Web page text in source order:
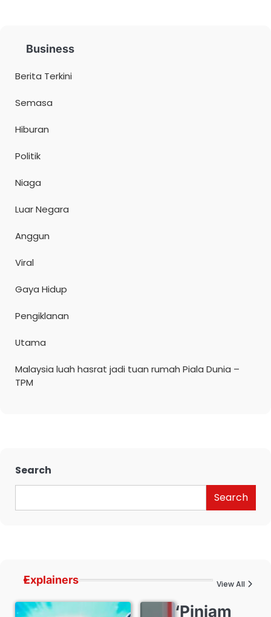
Business
Berita Terkini
Semasa
Hiburan
Politik
Niaga
Luar Negara
Anggun
Viral
Gaya Hidup
Pengiklanan
Utama
Malaysia luah hasrat jadi tuan rumah Piala Dunia –
TPM
Search
Search
Explainers View All
‘Pinjam